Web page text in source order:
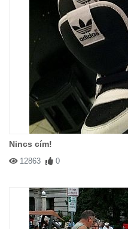
Nincs cím!
12863 0